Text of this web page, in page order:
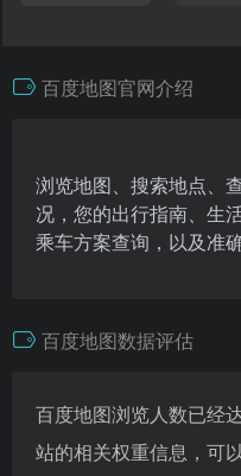
百度地图官网介绍
浏览地图、搜索地点、
况，您的出行指南、生
乘车方案查询，以及准
百度地图数据评估
百度地图浏览人数已经
站的相关权重信息，可